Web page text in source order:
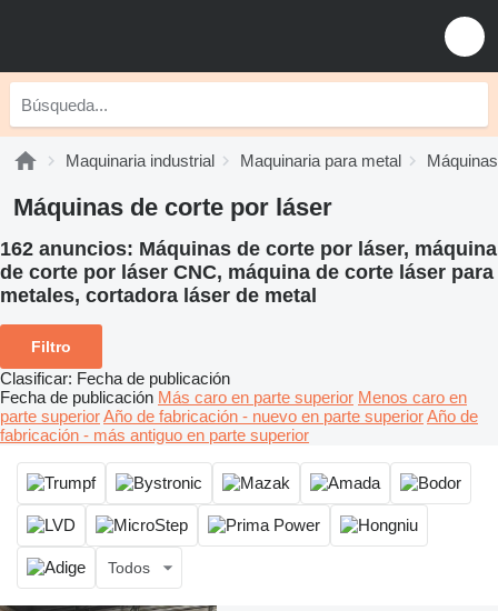
Maquinaria industrial Maquinaria para metal
Máquinas de corte por láser
162 anuncios: Máquinas de corte por láser, máquina
de corte por láser CNC, máquina de corte láser para
metales, cortadora láser de metal
Filtro
Clasificar: Fecha de publicación
Fecha de publicación Más caro en parte superior Menos caro en
parte superiorAño de fabricación - nuevo en parte superiorAño de
fabricación - más antiguo en parte superior
Todos